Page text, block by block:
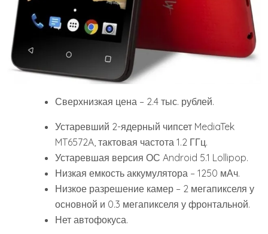
Сверхнизкая цена – 2.4 тыс. рублей.
Устаревший 2-ядерный чипсет MediaTek
MT6572A, тактовая частота 1.2 ГГц.
Устаревшая версия ОС Android 5.1 Lollipop.
Низкая емкость аккумулятора – 1250 мАч.
Низкое разрешение камер – 2 мегапикселя у
основной и 0.3 мегапикселя у фронтальной.
Нет автофокуса.